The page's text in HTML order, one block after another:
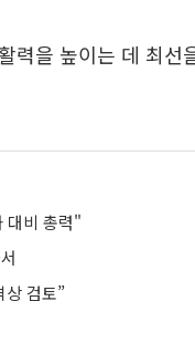
력을 높이는 데 최선
대비 총력"
검토”